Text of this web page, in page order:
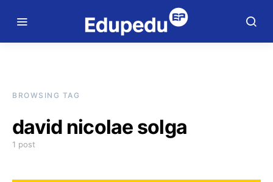
BROWSING TAG
david nicolae solga
1 post